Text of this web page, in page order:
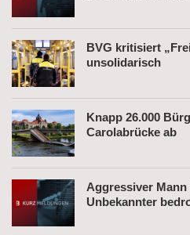
BVG kritisiert
unsolidarisch
Knapp 26.000
Carolabrücke ab
Aggressiver
Unbekannter